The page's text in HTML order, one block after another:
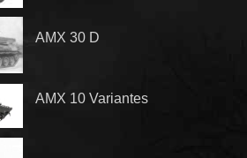
AMX 30 D
AMX 10 Variantes